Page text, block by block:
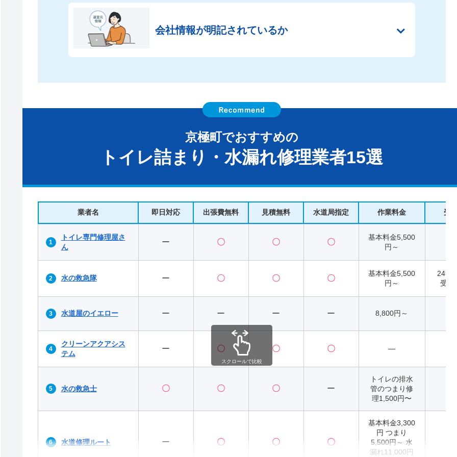
会社情報が明記されているか
京極町でおすすめの
トイレ詰まり・水漏れ修理業者15選
業者名 即日対応 出張費無料 見積無料 水道局指定 作業料金 受
トイレ専門修理屋さ
ん
ー 〇 〇 〇
基本料金5,500
円～
水の救急隊 ー 〇 〇 〇
基本料金5,500
円～
24時
受付
水道屋のイエロー ー ー ー ー 8,800円～
クリーンアクアシス
テム
ー 〇 〇 〇 ―
水の救急士 〇 〇 〇 ー
トイレの排水
管のつまり修
理1,500円〜
水道修理ルート ー 〇 〇 〇
基本料金3,300
円 つまり
5,500円～ 水
漏れ11,000円
スクロールで比較